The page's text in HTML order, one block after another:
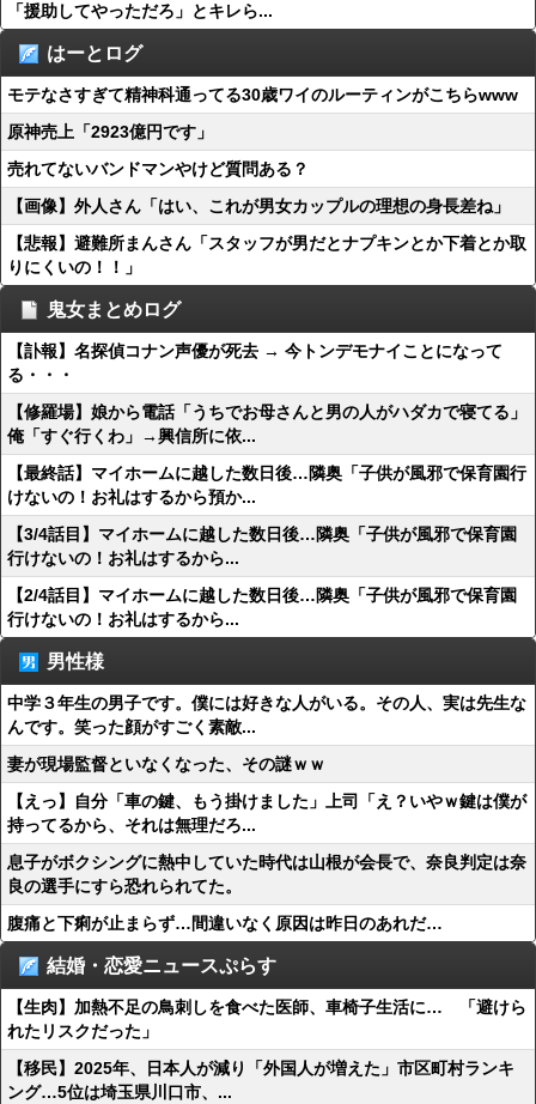
「援助してやっただろ」とキレら...
はーとログ
モテなさすぎて精神科通ってる30歳ワイのルーティンがこちらwww
原神売上「2923億円です」
売れてないバンドマンやけど質問ある？
【画像】外人さん「はい、これが男女カップルの理想の身長差ね」
【悲報】避難所まんさん「スタッフが男だとナプキンとか下着とか取
りにくいの！！」
鬼女まとめログ
【訃報】名探偵コナン声優が死去 → 今トンデモナイことになって
る・・・
【修羅場】娘から電話「うちでお母さんと男の人がハダカで寝てる」
俺「すぐ行くわ」→興信所に依...
【最終話】マイホームに越した数日後…隣奥「子供が風邪で保育園行
けないの！お礼はするから預か...
【3/4話目】マイホームに越した数日後…隣奥「子供が風邪で保育園
行けないの！お礼はするから...
【2/4話目】マイホームに越した数日後…隣奥「子供が風邪で保育園
行けないの！お礼はするから...
男性様
中学３年生の男子です。僕には好きな人がいる。その人、実は先生な
んです。笑った顔がすごく素敵...
妻が現場監督といなくなった、その謎ｗｗ
【えっ】自分「車の鍵、もう掛けました」上司「え？いやｗ鍵は僕が
持ってるから、それは無理だろ...
息子がボクシングに熱中していた時代は山根が会長で、奈良判定は奈
良の選手にすら恐れられてた。
腹痛と下痢が止まらず…間違いなく原因は昨日のあれだ…
結婚・恋愛ニュースぷらす
【生肉】加熱不足の鳥刺しを食べた医師、車椅子生活に… 「避けら
れたリスクだった」
【移民】2025年、日本人が減り「外国人が増えた」市区町村ランキ
ング…5位は埼玉県川口市、...